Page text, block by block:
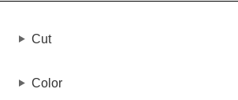
Cut
Color